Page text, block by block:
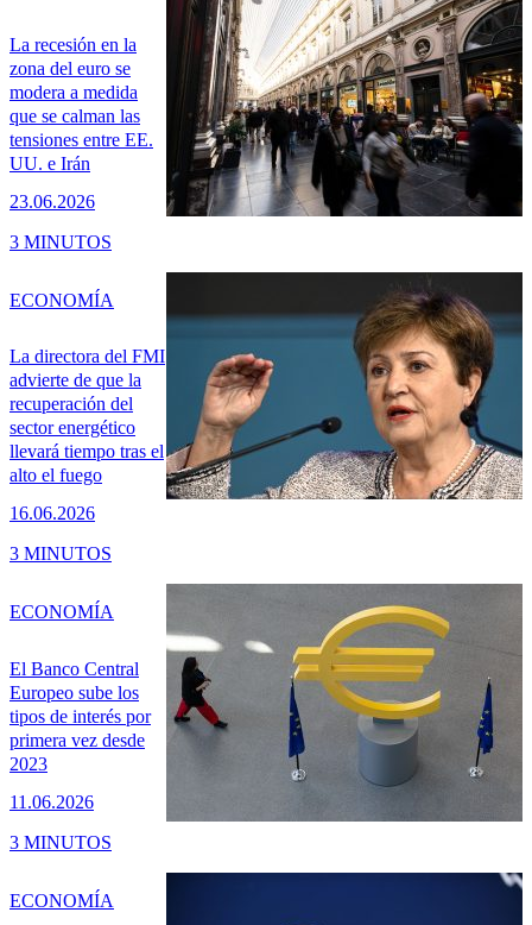
La recesión en la
zona del euro se
modera a medida
que se calman las
tensiones entre EE.
UU. e Irán
23.06.2026
3 MINUTOS
La directora del FMI
advierte de que la
recuperación del
sector energético
llevará tiempo tras el
alto el fuego
16.06.2026
ECONOMÍA
3 MINUTOS
El Banco Central
Europeo sube los
tipos de interés por
primera vez desde
2023
11.06.2026
ECONOMÍA
3 MINUTOS
ECONOMÍA